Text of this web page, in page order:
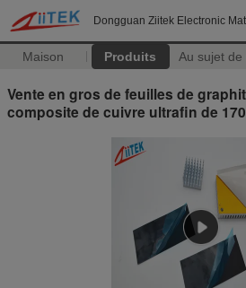
Dongguan Ziitek Electronic
Maison Produits Au sujet de
Vente en gros de feuilles de
composite de cuivre ultrafin de